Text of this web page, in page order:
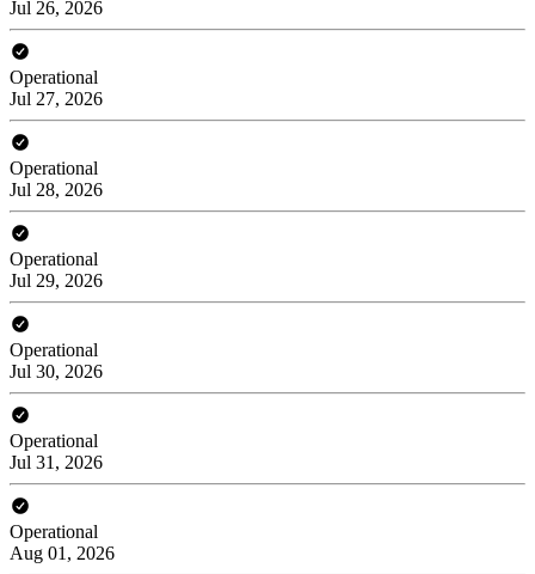
Jul 26, 2026
Operational
Jul 27, 2026
Operational
Jul 28, 2026
Operational
Jul 29, 2026
Operational
Jul 30, 2026
Operational
Jul 31, 2026
Operational
Aug 01, 2026